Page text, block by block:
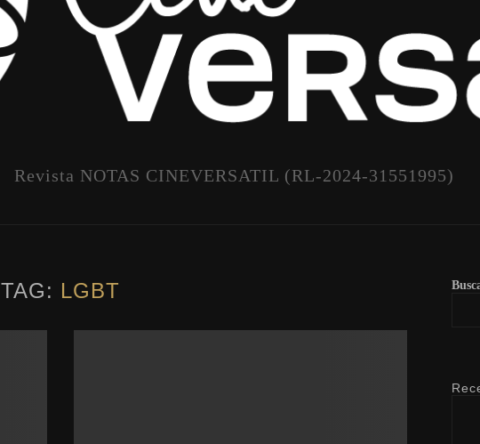
Revista NOTAS CINEVERSATIL (RL-2024-31551995)
TAG: LGBT